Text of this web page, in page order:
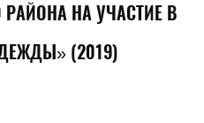
НА УЧАСТИЕ В
(2019)